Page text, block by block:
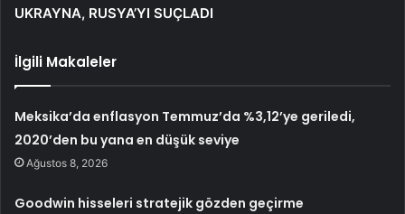
UKRAYNA, RUSYA’YI SUÇLADI
İlgili Makaleler
Meksika’da enflasyon Temmuz’da %3,12’ye geriledi,
2020’den bu yana en düşük seviye
Ağustos 8, 2026
Goodwin hisseleri stratejik gözden geçirme